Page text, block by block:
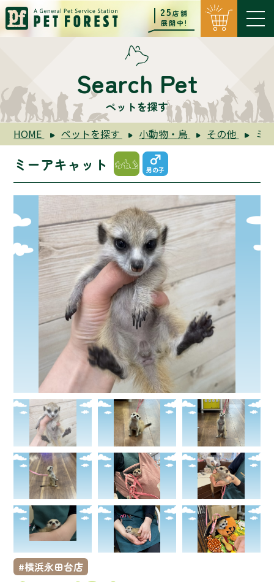
25店舗
展開中!
Search Pet
ペットを探す
HOME ペットを探す 小動物・鳥 その他 ミ
ミーアキャット 男の子
横浜永田台店